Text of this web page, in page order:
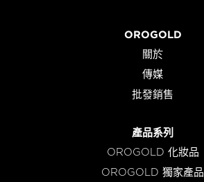
OROGOLD
關於
傳媒
批發銷售
產品系列
OROGOLD 化妝品
OROGOLD 獨家產品